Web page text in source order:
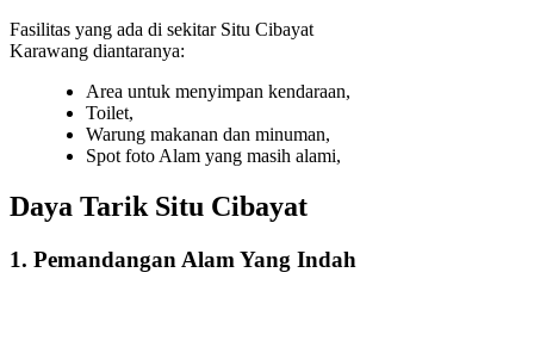
Fasilitas yang ada di sekitar Situ Cibayat
Karawang diantaranya:
Area untuk menyimpan kendaraan,
Toilet,
Warung makanan dan minuman,
Spot foto Alam yang masih alami,
Daya Tarik Situ Cibayat
1. Pemandangan Alam Yang Indah